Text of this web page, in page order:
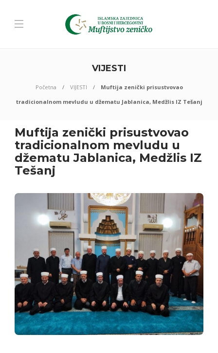
VIJESTI
Početna VIJESTI
Muftija zenički prisustvovao
tradicionalnom mevludu u džematu Jablanica, Medžlis IZ Tešanj
Muftija zenički prisustvovao
tradicionalnom mevludu u
džematu Jablanica, Medžlis IZ
Tešanj